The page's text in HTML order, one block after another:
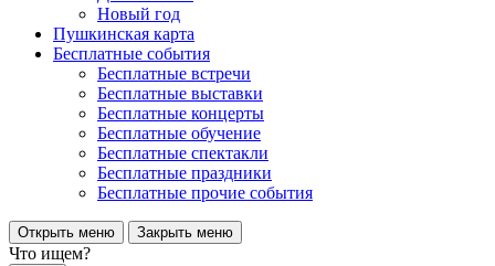
Новый год
Пушкинская карта
Бесплатные события
Бесплатные встречи
Бесплатные выставки
Бесплатные концерты
Бесплатные обучение
Бесплатные спектакли
Бесплатные праздники
Бесплатные прочие события
Открыть меню Закрыть меню
Что ищем?